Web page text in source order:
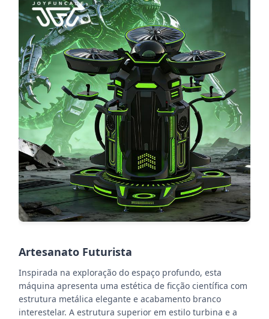
Artesanato Futurista
Inspirada na exploração do espaço profundo, esta
máquina apresenta uma estética de ficção científica com
estrutura metálica elegante e acabamento branco
interestelar. A estrutura superior em estilo turbina e a